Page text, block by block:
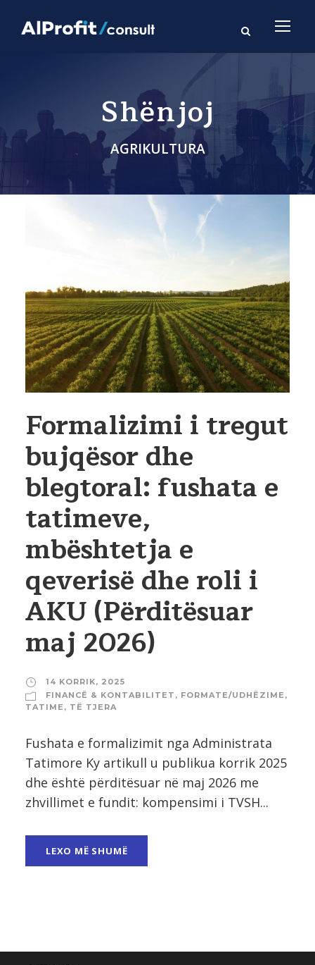
Shënjoj
AGRIKULTURA
Formalizimi i tregut
bujqësor dhe
blegtoral: fushata e
tatimeve,
mbështetja e
qeverisë dhe roli i
AKU (Përditësuar
maj 2026)
14 KORRIK, 2025
FINANCË & KONTABILITET , FORMATE/UDHËZIME ,
TATIME , TË TJERA
Fushata e formalizimit nga Administrata
Tatimore Ky artikull u publikua korrik 2025
dhe është përditësuar në maj 2026 me
zhvillimet e fundit: kompensimi i TVSH...
LEXO MË SHUMË